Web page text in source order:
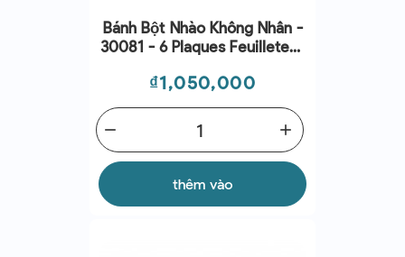
Bánh Bột Nhào Không Nhân -
30081 - 6 Plaques Feuilletees
Giá
₫1,050,000
add
remove
thêm vào